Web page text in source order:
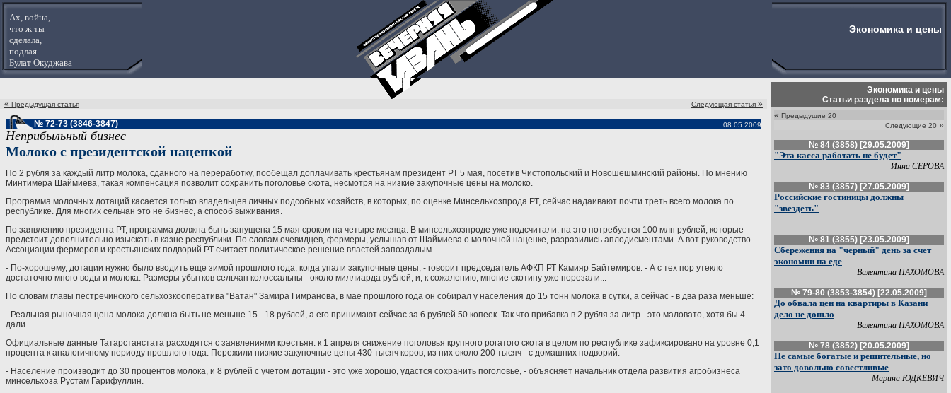
Ах, война,
что ж ты
сделала,
подлая...
Булат Окуджава
Экономика и цены
« Предыдущая статья Следующая статья »
№ 72-73 (3846-3847)
08.05.2009
Неприбыльный бизнес
Молоко с президентской наценкой
По 2 рубля за каждый литр молока, сданного на переработку, пообещал доплачивать крестьянам президент РТ 5 мая, посетив Чистопольский и Новошешминский районы. По мнению
Минтимера Шаймиева, такая компенсация позволит сохранить поголовье скота, несмотря на низкие закупочные цены на молоко.
Программа молочных дотаций касается только владельцев личных подсобных хозяйств, в которых, по оценке Минсельхозпрода РТ, сейчас надаивают почти треть всего молока по
республике. Для многих сельчан это не бизнес, а способ выживания.
По заявлению президента РТ, программа должна быть запущена 15 мая сроком на четыре месяца. В минсельхозпроде уже подсчитали: на это потребуется 100 млн рублей, которые
предстоит дополнительно изыскать в казне республики. По словам очевидцев, фермеры, услышав от Шаймиева о молочной наценке, разразились аплодисментами. А вот руководство
Ассоциации фермеров и крестьянских подворий РТ считает политическое решение властей запоздалым.
- По-хорошему, дотации нужно было вводить еще зимой прошлого года, когда упали закупочные цены, - говорит председатель АФКП РТ Камияр Байтемиров. - А с тех пор утекло
достаточно много воды и молока. Размеры убытков сельчан колоссальны - около миллиарда рублей, и, к сожалению, многие скотину уже порезали...
По словам главы пестречинского сельхозкооператива "Ватан" Замира Гимранова, в мае прошлого года он собирал у населения до 15 тонн молока в сутки, а сейчас - в два раза меньше:
- Реальная рыночная цена молока должна быть не меньше 15 - 18 рублей, а его принимают сейчас за 6 рублей 50 копеек. Так что прибавка в 2 рубля за литр - это маловато, хотя бы 4
дали.
Официальные данные Татарстанстата расходятся с заявлениями крестьян: к 1 апреля снижение поголовья крупного рогатого скота в целом по республике зафиксировано на уровне 0,1
процента к аналогичному периоду прошлого года. Пережили низкие закупочные цены 430 тысяч коров, из них около 200 тысяч - с домашних подворий.
- Население производит до 30 процентов молока, и 8 рублей с учетом дотации - это уже хорошо, удастся сохранить поголовье, - объясняет начальник отдела развития агробизнеса
минсельхоза Рустам Гарифуллин.
Экономика и цены
Статьи раздела по номерам:
« Предыдущие 20
Следующие 20 »
№ 84 (3858) [29.05.2009]
"Эта касса работать не будет"
Инна СЕРОВА
№ 83 (3857) [27.05.2009]
Российские гостиницы должны
"звездеть"
№ 81 (3855) [23.05.2009]
Сбережения на "черный" день за счет
экономии на еде
Валентина ПАХОМОВА
№ 79-80 (3853-3854) [22.05.2009]
До обвала цен на квартиры в Казани
дело не дошло
Валентина ПАХОМОВА
№ 78 (3852) [20.05.2009]
Не самые богатые и решительные, но
зато довольно совестливые
Марина ЮДКЕВИЧ